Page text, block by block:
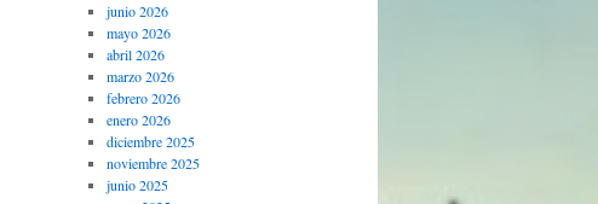
junio 2026
mayo 2026
abril 2026
marzo 2026
febrero 2026
enero 2026
diciembre 2025
noviembre 2025
junio 2025